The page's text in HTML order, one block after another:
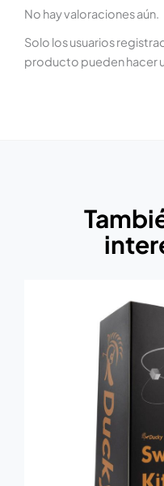
No hay valoraciones aún.
Solo los usuarios
producto pueden hacer